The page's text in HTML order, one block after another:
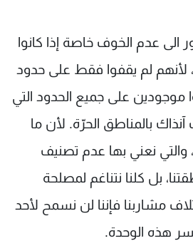
عدم الخوف خاصة إذا كانوا
لأنهم لم يقفوا فقط على حدود
موجودين على جميع الحدود التي
بالمناطق الحرّة. لأن ما
والتي نعني بها عدم تصنيف
بل كلنا نتناغم لمصلحة
مشاربنا فإننا لن نسمح لأحد
هذه الوحدة.